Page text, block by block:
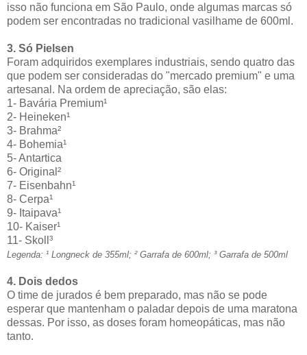
isso não funciona em São Paulo, onde algumas marcas só
podem ser encontradas no tradicional vasilhame de 600ml.
3. Só Pielsen
Foram adquiridos exemplares industriais, sendo quatro das
que podem ser consideradas do "mercado premium" e uma
artesanal. Na ordem de apreciação, são elas:
1- Bavária Premium¹
2- Heineken¹
3- Brahma²
4- Bohemia¹
5- Antartica
6- Original²
7- Eisenbahn¹
8- Cerpa¹
9- Itaipava¹
10- Kaiser¹
11- Skoll³
Legenda: ¹ Longneck de 355ml; ² Garrafa de 600ml; ³ Garrafa de 500ml
4. Dois dedos
O time de jurados é bem preparado, mas não se pode
esperar que mantenham o paladar depois de uma maratona
dessas. Por isso, as doses foram homeopáticas, mas não
tanto.